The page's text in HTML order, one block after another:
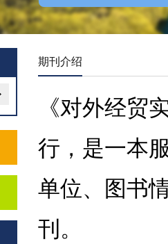
期刊介绍
《对外经贸
行，是一本
单位、图书
刊。